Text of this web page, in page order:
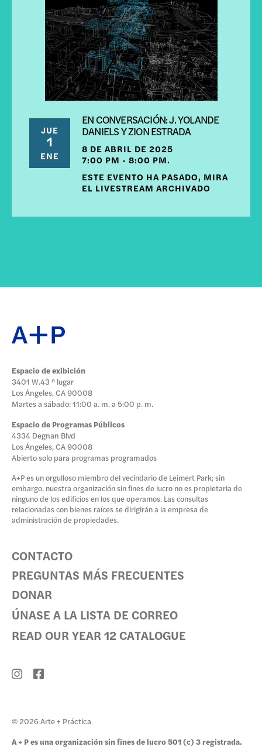
JUE
1
ENE
EN CONVERSACIÓN: J. YOLANDE
DANIELS Y ZION ESTRADA
8 DE ABRIL DE 2025
7:00 PM - 8:00 PM.
ESTE EVENTO HA PASADO, MIRA
EL LIVESTREAM ARCHIVADO
Espacio de exibición
3401 W.43 ° lugar
Los Ángeles, CA 90008
Martes a sábado: 11:00 a. m. a 5:00 p. m.
Espacio de Programas Públicos
4334 Degnan Blvd
Los Ángeles, CA 90008
Abierto solo para programas programados
A+P es un orgulloso miembro del vecindario de Leimert Park; sin
embargo, nuestra organización sin fines de lucro no es propietaria de
ninguno de los edificios en los que operamos. Las consultas
relacionadas con bienes raíces se dirigirán a la empresa de
administración de propiedades.
CONTACTO
PREGUNTAS MÁS FRECUENTES
DONAR
ÚNASE A LA LISTA DE CORREO
READ OUR YEAR 12 CATALOGUE
© 2026 Arte + Práctica
A + P es una organización sin fines de lucro 501 (c) 3 registrada.